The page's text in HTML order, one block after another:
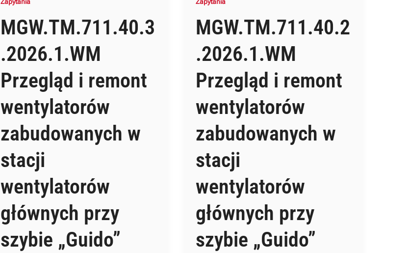
MGW.TM.711.40.3
.2026.1.WM
Przegląd i remont
wentylatorów
zabudowanych w
stacji
wentylatorów
głównych przy
szybie „Guido”
MGW.TM.711.40.2
.2026.1.WM
Przegląd i remont
wentylatorów
zabudowanych w
stacji
wentylatorów
głównych przy
szybie „Guido”